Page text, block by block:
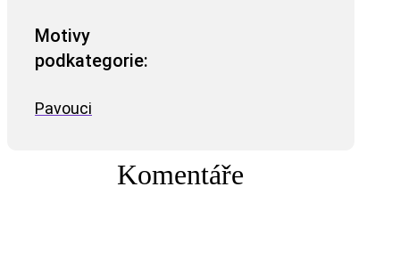
Motivy
podkategorie:
Pavouci
Komentáře